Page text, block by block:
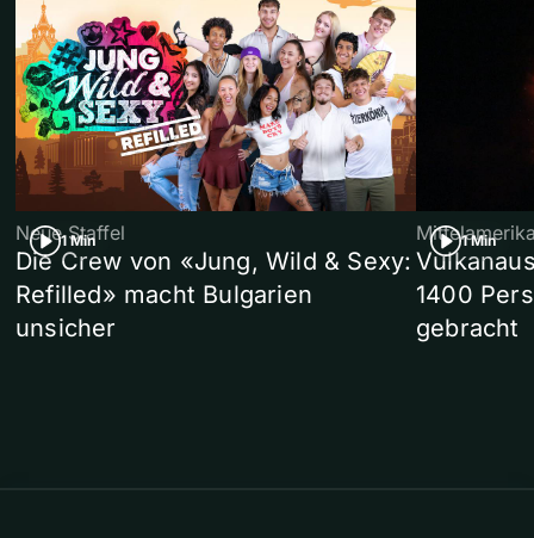
1 Min
Neue Staffel
Die Crew von «Jung, Wild & Sexy:
Refilled» macht Bulgarien
unsicher
1 Min
1400
gebracht